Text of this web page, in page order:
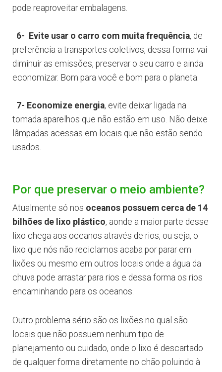
pode reaproveitar embalagens.
6- Evite usar o carro com muita frequência, de
preferência a transportes coletivos, dessa forma vai
diminuir as emissões, preservar o seu carro e ainda
economizar. Bom para você e bom para o planeta.
7- Economize energia, evite deixar ligada na
tomada aparelhos que não estão em uso. Não deixe
lâmpadas acessas em locais que não estão sendo
usados.
Por que preservar o meio ambiente?
Atualmente só nos oceanos possuem cerca de 14
bilhões de lixo plástico, aonde a maior parte desse
lixo chega aos oceanos através de rios, ou seja, o
lixo que nós não reciclamos acaba por parar em
lixões ou mesmo em outros locais onde a água da
chuva pode arrastar para rios e dessa forma os rios
encaminhando para os oceanos.
Outro problema sério são os lixões no qual são
locais que não possuem nenhum tipo de
planejamento ou cuidado, onde o lixo é descartado
de qualquer forma diretamente no chão poluindo à